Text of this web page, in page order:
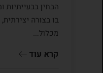
הבחין בבעייתיות
בו בצורה
מכלול...
קרא עוד